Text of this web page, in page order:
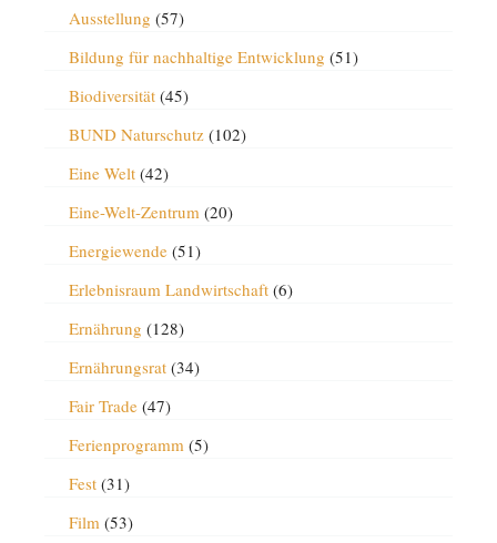
Ausstellung (57)
Bildung für nachhaltige Entwicklung (51)
Biodiversität(45)
BUND Naturschutz(102)
Eine Welt(42)
Eine-Welt-Zentrum(20)
Energiewende(51)
Erlebnisraum Landwirtschaft(6)
Ernährung (128)
Ernährungsrat(34)
Fair Trade(47)
Ferienprogramm(5)
Fest(31)
Film(53)